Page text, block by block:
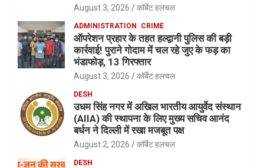
August 3, 2026 कॉर्बेट हलचल
ADMINISTRATION CRIME
ऑपरेशन प्रहार के तहत हल्द्वानी पुलिस की बड़ी
कार्रवाई! पुराने गोदाम में चल रहे जुए के फड़ का
भंडाफोड़, 13 गिरफ्तार
August 3, 2026 कॉर्बेट हलचल
DESH
उधम सिंह नगर में अखिल भारतीय आयुर्वेद संस्थान
(AIIA) की स्थापना के लिए मुख्य सचिव आनंद
बर्धन ने दिल्ली में रखा मजबूत पक्ष
August 2, 2026 कॉर्बेट हलचल
DESH